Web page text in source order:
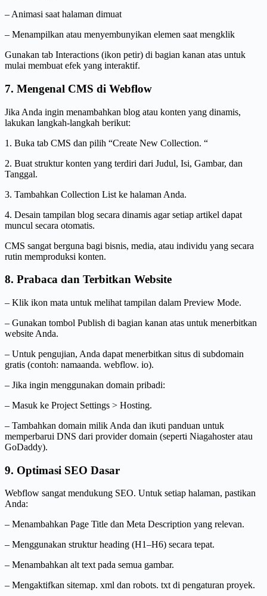
– Animasi saat halaman dimuat
– Menampilkan atau menyembunyikan elemen saat mengklik
Gunakan tab Interactions (ikon petir) di bagian kanan atas untuk
mulai membuat efek yang interaktif.
7. Mengenal CMS di Webflow
Jika Anda ingin menambahkan blog atau konten yang dinamis,
lakukan langkah-langkah berikut:
1. Buka tab CMS dan pilih “Create New Collection. “
2. Buat struktur konten yang terdiri dari Judul, Isi, Gambar, dan
Tanggal.
3. Tambahkan Collection List ke halaman Anda.
4. Desain tampilan blog secara dinamis agar setiap artikel dapat
muncul secara otomatis.
CMS sangat berguna bagi bisnis, media, atau individu yang secara
rutin memproduksi konten.
8. Prabaca dan Terbitkan Website
– Klik ikon mata untuk melihat tampilan dalam Preview Mode.
– Gunakan tombol Publish di bagian kanan atas untuk menerbitkan
website Anda.
– Untuk pengujian, Anda dapat menerbitkan situs di subdomain
gratis (contoh: namaanda. webflow. io).
– Jika ingin menggunakan domain pribadi:
– Masuk ke Project Settings > Hosting.
– Tambahkan domain milik Anda dan ikuti panduan untuk
memperbarui DNS dari provider domain (seperti Niagahoster atau
GoDaddy).
9. Optimasi SEO Dasar
Webflow sangat mendukung SEO. Untuk setiap halaman, pastikan
Anda:
– Menambahkan Page Title dan Meta Description yang relevan.
– Menggunakan struktur heading (H1–H6) secara tepat.
– Menambahkan alt text pada semua gambar.
– Mengaktifkan sitemap. xml dan robots. txt di pengaturan proyek.